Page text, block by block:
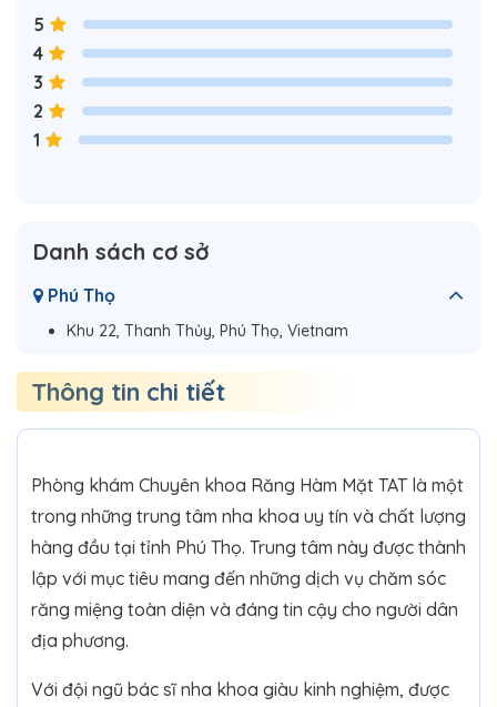
5
4
3
2
1
Danh sách cơ sở
Phú Thọ
Khu 22, Thanh Thủy, Phú Thọ, Vietnam
Thông tin chi tiết
Phòng khám Chuyên khoa Răng Hàm Mặt TAT là một
trong những trung tâm nha khoa uy tín và chất lượng
hàng đầu tại tỉnh Phú Thọ. Trung tâm này được thành
lập với mục tiêu mang đến những dịch vụ chăm sóc
răng miệng toàn diện và đáng tin cậy cho người dân
địa phương.
Với đội ngũ bác sĩ nha khoa giàu kinh nghiệm, được